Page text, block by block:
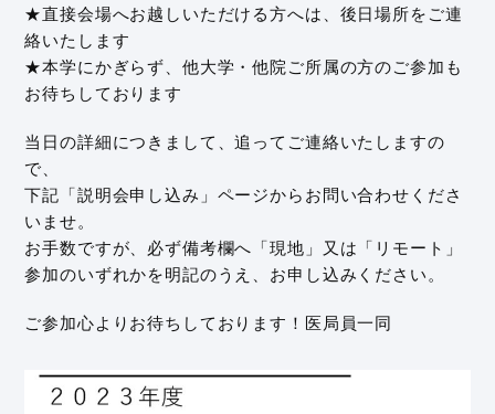
★直接会場へお越しいただける方へは、後日場所をご連
絡いたします
★本学にかぎらず、他大学・他院ご所属の方のご参加も
お待ちしております
当日の詳細につきまして、追ってご連絡いたしますの
で、
下記「説明会申し込み」ページからお問い合わせくださ
いませ。
お手数ですが、必ず備考欄へ「現地」又は「リモート」
参加のいずれかを明記のうえ、お申し込みください。
ご参加心よりお待ちしております！医局員一同